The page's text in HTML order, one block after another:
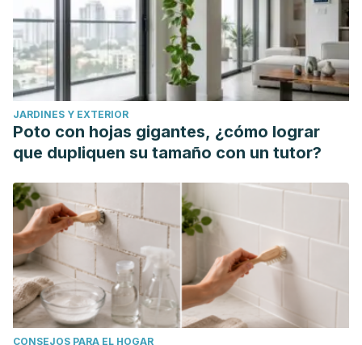
consumption and urinary tract infections: an in vitro study.
International Urology and Nephrology.48(6): 949-
54.https://www.ncbi.nlm.nih.gov/pubmed/26992936
Valdevenito, P., & Álvarez, D. (2018). Infección urinaria
recurrente en la mujer.Revista Médica Clínica Las Condes.
29(2): 222-231.https://www.elsevier.es/es-revista-revista-
medica-clinica-las-condes-202-articulo-infeccion-urinaria-
Zhuxuan, F., DeAnn, L., Talan, D., & Mei, Ch. (2017).
Cranberry reduces the risk of urinary tract infection
recurrence in otherwise healthy women: a systematic
review and meta-analysis.
The Journal of Nutrition.
2282-
2288.https://www.sciencedirect.com/science/article/pii/
via%3Dihub
JARDINES Y EXTERIOR
Poto con hojas gigantes, ¿cómo lograr
que dupliquen su tamaño con un tutor?
CONSEJOS PARA EL HOGAR